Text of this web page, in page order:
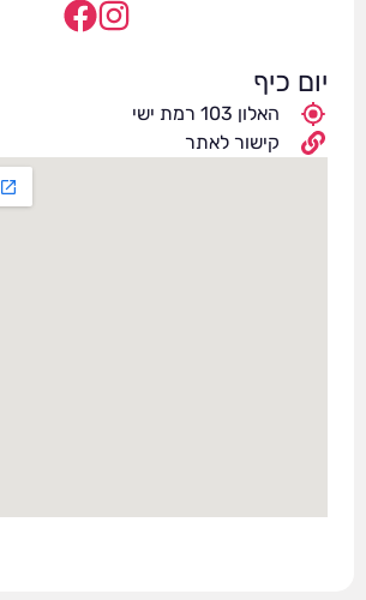
יום כיף
האלון 103 רמת ישי
קישור לאתר